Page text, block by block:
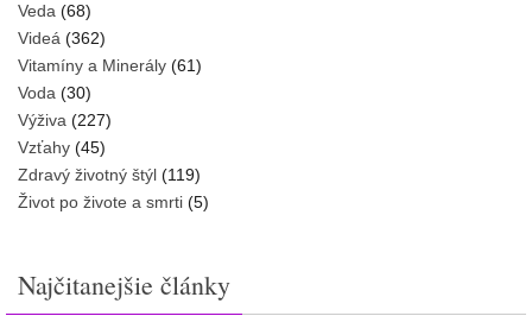
Veda (68)
Videá (362)
Vitamíny a Minerály (61)
Voda (30)
Výživa (227)
Vzťahy (45)
Zdravý životný štýl (119)
Život po živote a smrti (5)
Najčitanejšie články